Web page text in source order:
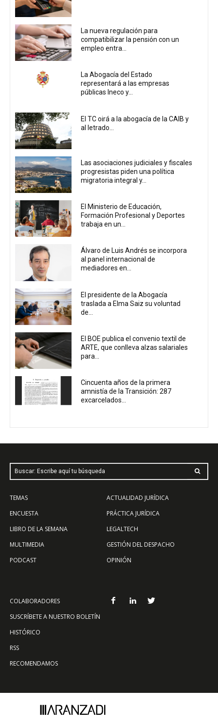
La nueva regulación para
compatibilizar la pensión con un
empleo entra...
La Abogacía del Estado
representará a las empresas
públicas Ineco y...
El TC oirá a la abogacía de la CAIB y
al letrado...
Las asociaciones judiciales y fiscales
progresistas piden una política
migratoria integral y...
El Ministerio de Educación,
Formación Profesional y Deportes
trabaja en un...
Álvaro de Luis Andrés se incorpora
al panel internacional de
mediadores en...
El presidente de la Abogacía
traslada a Elma Saiz su voluntad
de...
El BOE publica el convenio textil de
ARTE, que conlleva alzas salariales
para...
Cincuenta años de la primera
amnistía de la Transición: 287
excarcelados...
Buscar: Escribe aquí tu búsqueda
TEMAS
ENCUESTA
LIBRO DE LA SEMANA
MULTIMEDIA
PODCAST
ACTUALIDAD JURÍDICA
PRÁCTICA JURÍDICA
LEGALTECH
GESTIÓN DEL DESPACHO
OPINIÓN
COLABORADORES
SUSCRÍBETE A NUESTRO BOLETÍN
HISTÓRICO
RSS
RECOMENDAMOS